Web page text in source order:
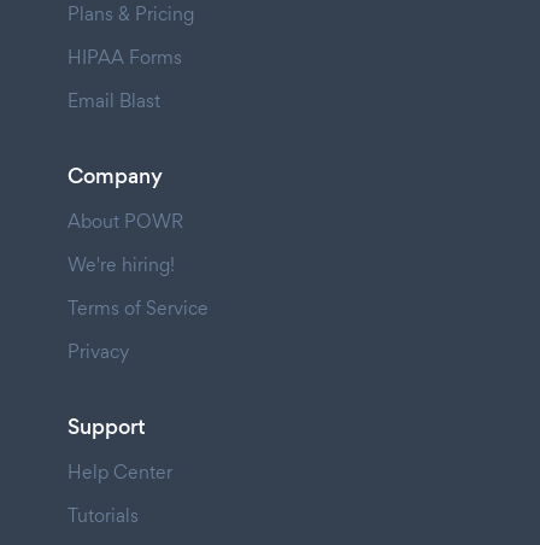
Plans & Pricing
HIPAA Forms
Email Blast
Company
About POWR
We're hiring!
Terms of Service
Privacy
Support
Help Center
Tutorials